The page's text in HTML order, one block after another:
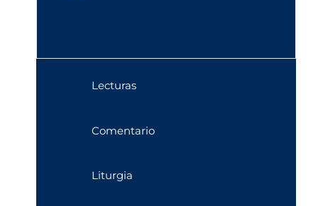
Lecturas
Comentario
Liturgia